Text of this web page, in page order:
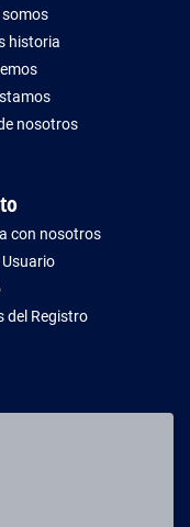
somos
historia
nosotros
con nosotros
del Registro